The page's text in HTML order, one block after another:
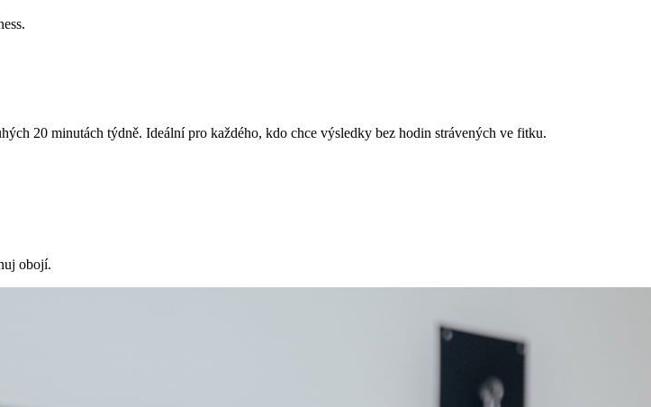
20 minutách týdně. Ideální pro každého, kdo chce výsledky bez hodin strávených ve fitku.
obojí.